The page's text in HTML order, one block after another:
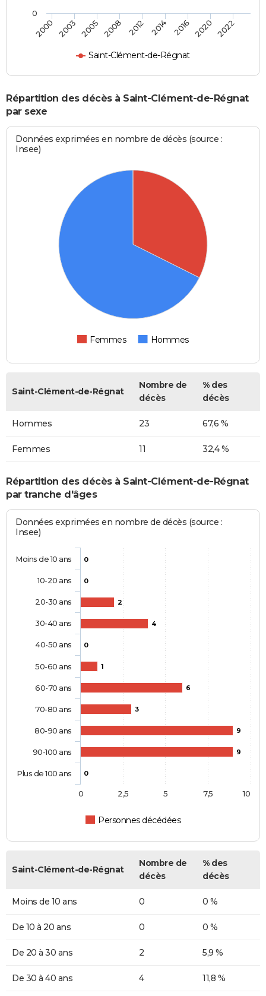
Saint-Clément-de-Régnat
2000 2003 2005 2008 2012 2014 2016 2020 2022
0
Répartition des décès à Saint-Clément-de-Régnat
par sexe
Données exprimées en nombre de décès (source :
Insee)
Femmes Hommes
Saint-Clément-de-Régnat
Nombre de
décès
% des
décès
Hommes 23 67,6 %
Femmes 11 32,4 %
Répartition des décès à Saint-Clément-de-Régnat
par tranche d'âges
Données exprimées en nombre de décès (source :
Insee)
0
0
2
4
0
1
6
3
9
9
0
Personnes décédées
Moins de 10 ans
10-20 ans
20-30 ans
30-40 ans
40-50 ans
50-60 ans
60-70 ans
70-80 ans
80-90 ans
90-100 ans
Plus de 100 ans
0 10
2,5 5 7,5
Saint-Clément-de-Régnat
Nombre de
décès
% des
décès
Moins de 10 ans 0 0 %
De 10 à 20 ans 0 0 %
De 20 à 30 ans 2 5,9 %
De 30 à 40 ans 4 11,8 %